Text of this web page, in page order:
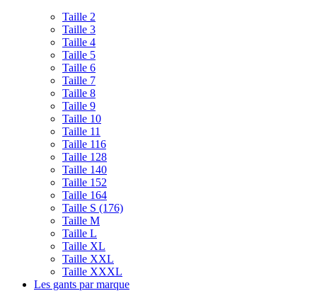
Taille 2
Taille 3
Taille 4
Taille 5
Taille 6
Taille 7
Taille 8
Taille 9
Taille 10
Taille 11
Taille 116
Taille 128
Taille 140
Taille 152
Taille 164
Taille S (176)
Taille M
Taille L
Taille XL
Taille XXL
Taille XXXL
Les gants par marque